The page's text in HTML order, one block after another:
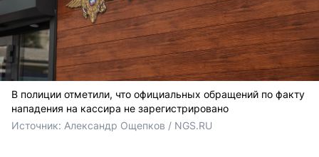
В полиции отметили, что официальных обращений по факту
нападения на кассира не зарегистрировано
Источник: Александр Ощепков / NGS.RU